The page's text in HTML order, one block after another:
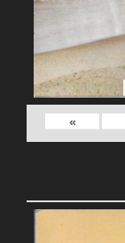
»